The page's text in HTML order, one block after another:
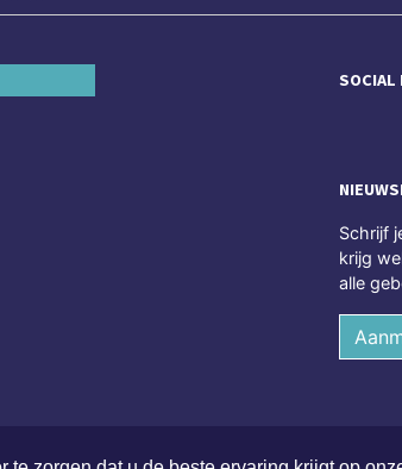
SOCIAL
Schrijf
krijg
alle